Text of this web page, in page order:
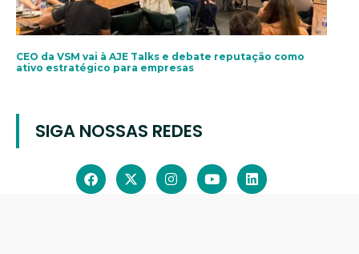
CEO da VSM vai à AJE Talks e debate reputação como
ativo estratégico para empresas
SIGA NOSSAS REDES